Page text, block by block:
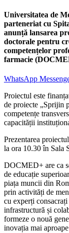
Universitatea de
parteneriat cu
anunță lansarea
doctorale pentru
competențelor
farmacie
WhatsApp
Proiectul este
de proiecte „Sprijin
competențe
capacității
Prezentarea
la ora 10.30 în Sala
DOCMED+ are ca
de educație
piața muncii din
prin activități de
cu experți
infrastructură și
formeze o nouă
inovația mai